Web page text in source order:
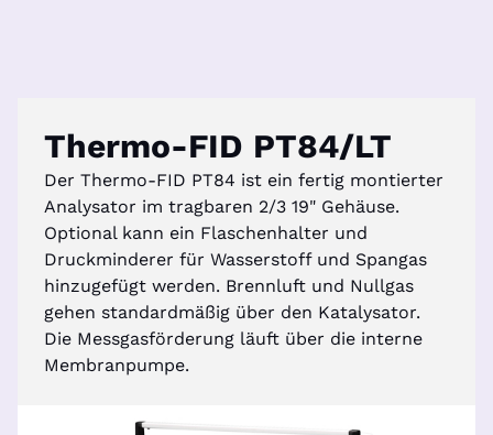
Thermo-FID PT84/LT
Der Thermo-FID PT84 ist ein fertig montierter
Analysator im tragbaren 2/3 19" Gehäuse.
Optional kann ein Flaschenhalter und
Druckminderer für Wasserstoff und Spangas
hinzugefügt werden. Brennluft und Nullgas
gehen standardmäßig über den Katalysator.
Die Messgasförderung läuft über die interne
Membranpumpe.